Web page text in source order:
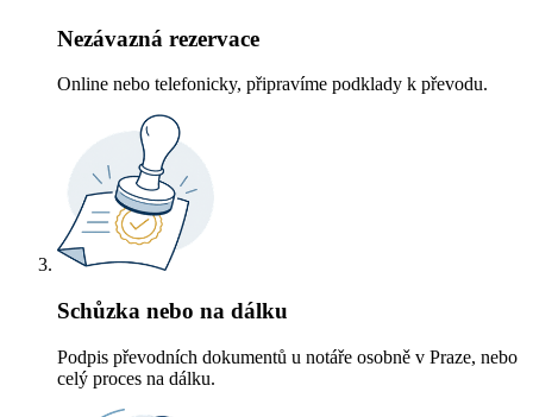
Nezávazná rezervace
Online nebo telefonicky, připravíme podklady k převodu.
Schůzka nebo na dálku
Podpis převodních dokumentů u notáře osobně v Praze, nebo
celý proces na dálku.